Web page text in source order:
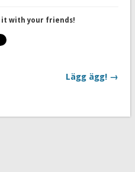
it with your friends!
Lägg ägg! →